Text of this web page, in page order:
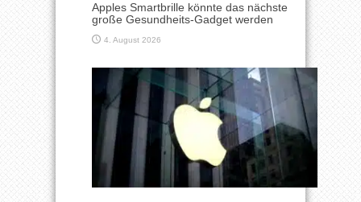
Apples Smartbrille könnte das nächste
große Gesundheits-Gadget werden
4. August 2026